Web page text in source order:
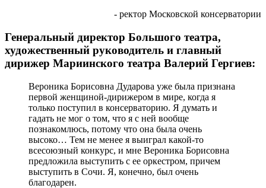
- ректор Московской консерватории
Генеральный директор Большого театра,
художественный руководитель и главный
дирижер Мариинского театра Валерий Гергиев:
Вероника Борисовна Дударова уже была признана
первой женщиной-дирижером в мире, когда я
только поступил в консерваторию. Я думать и
гадать не мог о том, что я с ней вообще
познакомлюсь, потому что она была очень
высоко… Тем не менее я выиграл какой-то
всесоюзный конкурс, и мне Вероника Борисовна
предложила выступить с ее оркестром, причем
выступить в Сочи. Я, конечно, был очень
благодарен.